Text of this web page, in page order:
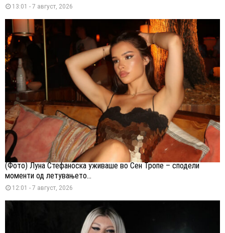
13:01 - 7 август, 2026
(Фото) Луна Стефаноска уживаше во Сен Тропе – сподели
моменти од летувањето...
12:01 - 7 август, 2026